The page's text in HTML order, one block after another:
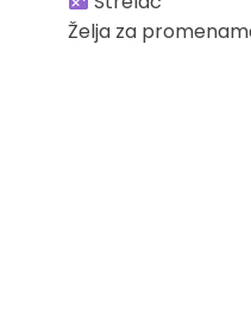
Želja za